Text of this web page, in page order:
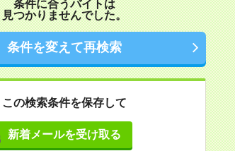
条件に合うバイトは
見つかりませんでした。
条件を変えて再検索
この検索条件を保存して
新着メールを受け取る